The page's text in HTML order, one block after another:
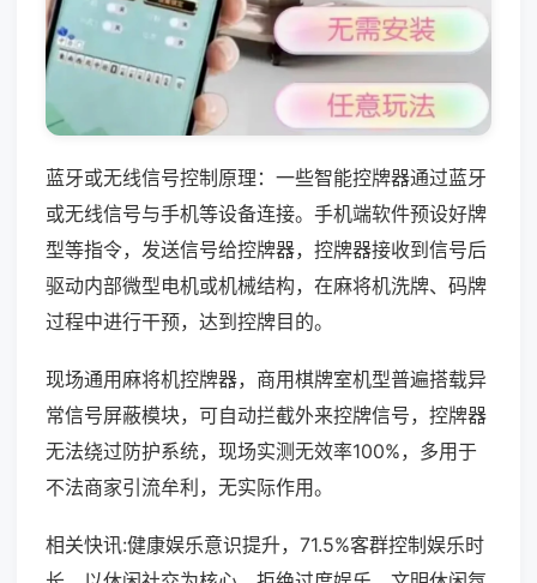
蓝牙或无线信号控制原理：一些智能控牌器通过蓝牙
或无线信号与手机等设备连接。手机端软件预设好牌
型等指令，发送信号给控牌器，控牌器接收到信号后
驱动内部微型电机或机械结构，在麻将机洗牌、码牌
过程中进行干预，达到控牌目的。
现场通用麻将机控牌器，商用棋牌室机型普遍搭载异
常信号屏蔽模块，可自动拦截外来控牌信号，控牌器
无法绕过防护系统，现场实测无效率100%，多用于
不法商家引流牟利，无实际作用。
相关快讯:健康娱乐意识提升，71.5%客群控制娱乐时